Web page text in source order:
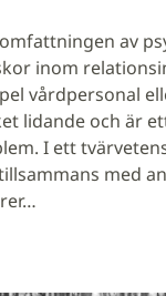
av
inom
vårdpersonal
lidande och är
I ett
med